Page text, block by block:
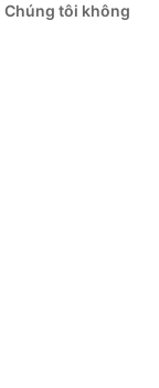
Chúng tôi không